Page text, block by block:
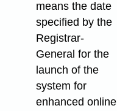
means the date
specified by the
Registrar-
General for the
launch of the
system for
enhanced online